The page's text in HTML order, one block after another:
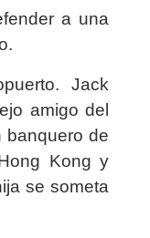
a una
Jack
amigo del
banquero de
Kong y
se someta